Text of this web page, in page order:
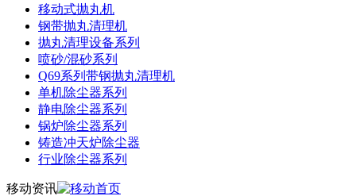
移动式抛丸机
钢带抛丸清理机
抛丸清理设备系列
喷砂/混砂系列
Q69系列带钢抛丸清理机
单机除尘器系列
静电除尘器系列
锅炉除尘器系列
铸造冲天炉除尘器
行业除尘器系列
移动资讯